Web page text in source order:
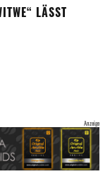
LÄSST S